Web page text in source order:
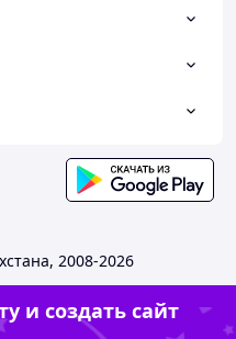
2008-2026
и создать сайт